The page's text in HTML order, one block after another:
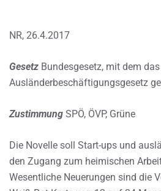
NR, 26.4.2017
Gesetz Bundesgesetz, mit dem das
Ausländerbeschäftigungsgesetz
Zustimmung SPÖ, ÖVP, Grüne
Die Novelle soll Start-ups und
den Zugang zum heimischen
Wesentliche Neuerungen sind die